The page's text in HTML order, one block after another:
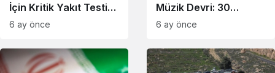
İçin Kritik Yakıt Testi
Başladı
6 ay önce
Müzik Devri: 30
Saniyelik Şarkılar
6 ay önce